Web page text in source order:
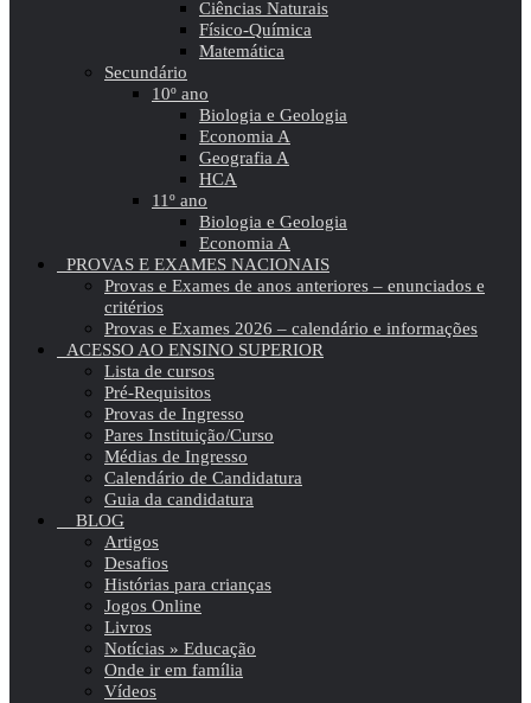
Ciências Naturais
Físico-Química
Matemática
Secundário
10º ano
Biologia e Geologia
Economia A
Geografia A
HCA
11º ano
Biologia e Geologia
Economia A
PROVAS E EXAMES NACIONAIS
Provas e Exames de anos anteriores – enunciados e
critérios
Provas e Exames 2026 – calendário e informações
ACESSO AO ENSINO SUPERIOR
Lista de cursos
Pré-Requisitos
Provas de Ingresso
Pares Instituição/Curso
Médias de Ingresso
Calendário de Candidatura
Guia da candidatura
BLOG
Artigos
Desafios
Histórias para crianças
Jogos Online
Livros
Notícias » Educação
Onde ir em família
Vídeos